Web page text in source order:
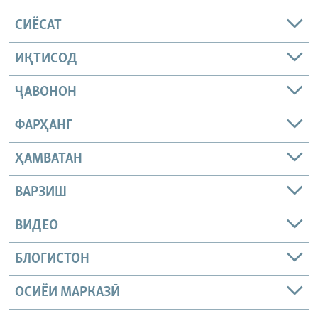
СИЁСАТ
ИҚТИСОД
ҶАВОНОН
ФАРҲАНГ
ҲАМВАТАН
ВАРЗИШ
ВИДЕО
БЛОГИСТОН
ОСИЁИ МАРКАЗӢ